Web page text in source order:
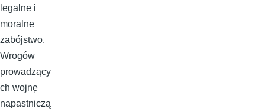
legalne i
moralne
zabójstwo.
Wrogów
prowadzący
ch wojnę
napastniczą